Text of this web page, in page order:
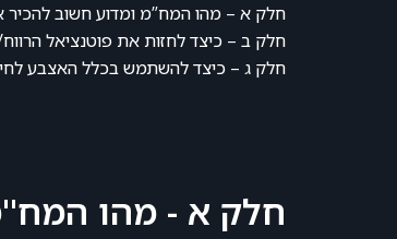
חלק א – מהו המח”מ ומדוע חשוב להכיר
חלק ב – כיצד לחזות את פוטנציאל
חלק ג – כיצד להשתמש בכלל האצבע
חלק א - מהו